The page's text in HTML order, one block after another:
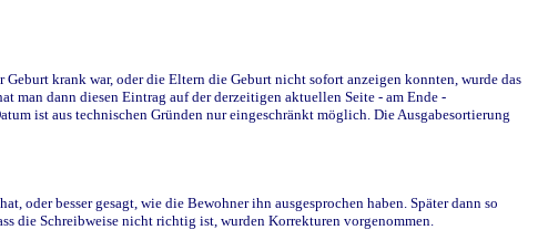
krank war, oder die Eltern die Geburt nicht sofort anzeigen konnten, wurde das
man dann diesen Eintrag auf der derzeitigen aktuellen Seite - am Ende -
ist aus technischen Gründen nur eingeschränkt möglich. Die Ausgabesortierung
oder besser gesagt, wie die Bewohner ihn ausgesprochen haben. Später dann so
die Schreibweise nicht richtig ist, wurden Korrekturen vorgenommen.